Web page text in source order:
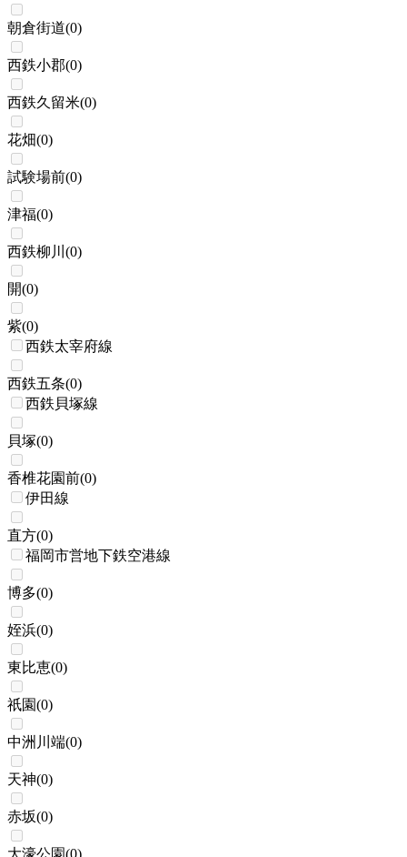
朝倉街道(0)
西鉄小郡(0)
西鉄久留米(0)
花畑(0)
試験場前(0)
津福(0)
西鉄柳川 (0)
開(0)
紫(0)
西鉄太宰府線
西鉄五条(0)
西鉄貝塚線
貝塚(0)
香椎花園前(0)
伊田線
直方(0)
福岡市営地下鉄空港線
博多(0)
姪浜(0)
東比恵(0)
祇園(0)
中洲川端(0)
天神(0)
赤坂(0)